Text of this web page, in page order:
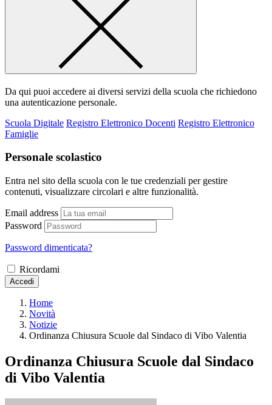
Da qui puoi accedere ai diversi servizi della scuola che richiedono
una autenticazione personale.
Scuola Digitale Registro Elettronico Docenti Registro Elettronico
Famiglie
Personale scolastico
Entra nel sito della scuola con le tue credenziali per gestire
contenuti, visualizzare circolari e altre funzionalità.
Email address
Password
Password dimenticata?
Ricordami
Accedi
Home
Novità
Notizie
Ordinanza Chiusura Scuole dal Sindaco di Vibo Valentia
Ordinanza Chiusura Scuole dal Sindaco
di Vibo Valentia